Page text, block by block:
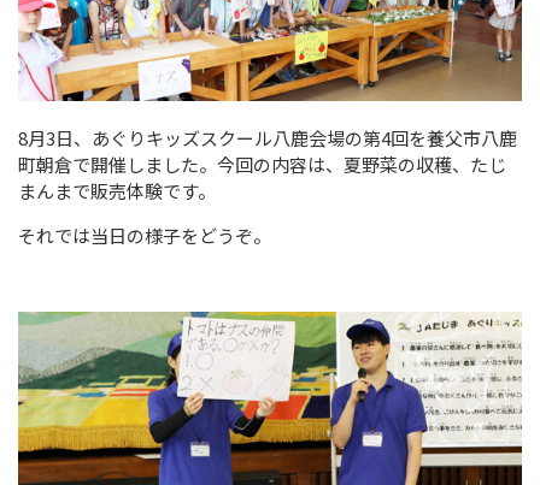
8月3日、あぐりキッズスクール八鹿会場の第4回を養父市八鹿
町朝倉で開催しました。今回の内容は、夏野菜の収穫、たじ
まんまで販売体験です。
それでは当日の様子をどうぞ。